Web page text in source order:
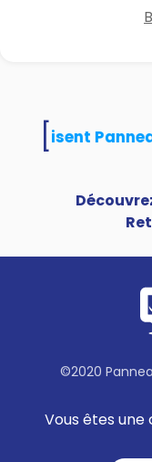
utilisent
©2020
Vous êtes